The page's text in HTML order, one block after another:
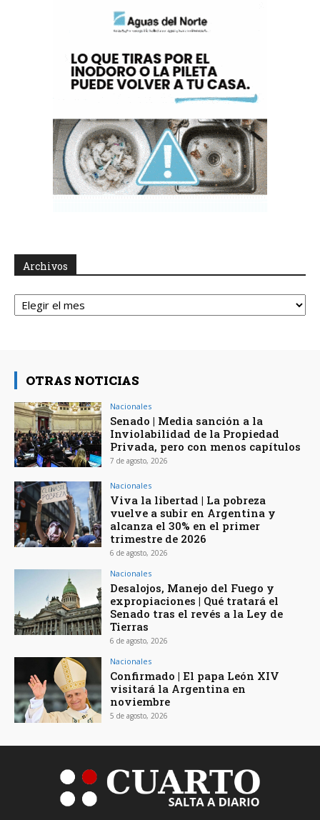
Archivos
Archivos
OTRAS NOTICIAS
Nacionales
Senado | Media sanción a la
Inviolabilidad de la Propiedad
Privada, pero con menos capítulos
7 de agosto, 2026
Nacionales
Viva la libertad | La pobreza
vuelve a subir en Argentina y
alcanza el 30% en el primer
trimestre de 2026
6 de agosto, 2026
Nacionales
Desalojos, Manejo del Fuego y
expropiaciones | Qué tratará el
Senado tras el revés a la Ley de
Tierras
6 de agosto, 2026
Nacionales
Confirmado | El papa León XIV
visitará la Argentina en
noviembre
5 de agosto, 2026